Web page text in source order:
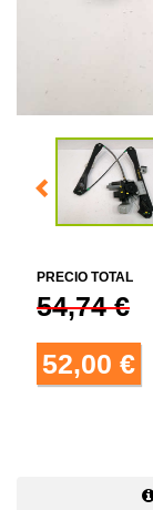
PRECIO TOTAL
54,74 €
52,00 €